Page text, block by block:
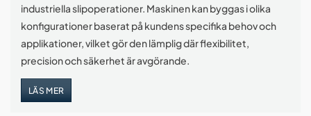
industriella slipoperationer. Maskinen kan byggas i olika
konfigurationer baserat på kundens specifika behov och
applikationer, vilket gör den lämplig där flexibilitet,
precision och säkerhet är avgörande.
LÄS MER